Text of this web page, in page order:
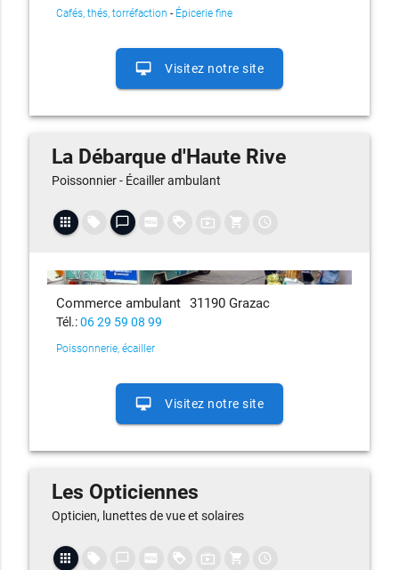
Cafés, thés, torréfaction - Épicerie fine
desktop_mac Visitez notre site
La Débarque d'Haute Rive
Poissonnier - Écailler ambulant
apps local_offer chat_bubble_outline fiber_new loyalty live_tv shopping_cart access_time
Commerce ambulant 31190 Grazac
Tél.:06 29 59 08 99
Poissonnerie, écailler
desktop_mac Visitez notre site
Les Opticiennes
Opticien, lunettes de vue et solaires
apps local_offer chat_bubble_outline fiber_new loyalty live_tv shopping_cart access_time